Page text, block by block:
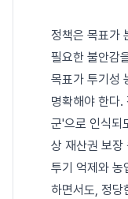
정책은 목표가
필요한 불안감
목표가 투기성
명확해야 한다.
군'으로 인식되
상 재산권 보장
투기 억제와 농
하면서도, 정당